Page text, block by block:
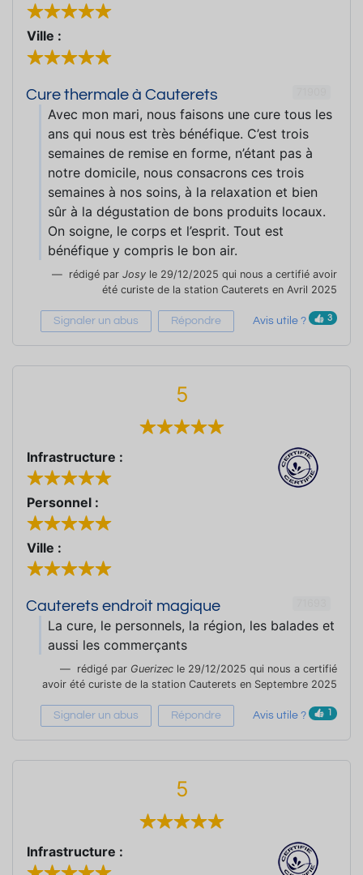
Ville :
Cure thermale à Cauterets
Avec mon mari, nous faisons une cure tous les
ans qui nous est très bénéfique. C’est trois
semaines de remise en forme, n’étant pas à
notre domicile, nous consacrons ces trois
semaines à nos soins, à la relaxation et bien
sûr à la dégustation de bons produits locaux.
On soigne, le corps et l’esprit. Tout est
bénéfique y compris le bon air.
rédigé par Josy le 29/12/2025 qui nous a certifié avoir
été curiste de la station Cauterets en Avril 2025
Signaler un abus Répondre Avis utile ? 3
5
Infrastructure :
Personnel :
Ville :
Cauterets endroit magique
La cure, le personnels, la région, les balades et
aussi les commerçants
rédigé par Guerizec le 29/12/2025 qui nous a certifié
avoir été curiste de la station Cauterets en Septembre 2025
Signaler un abus Répondre Avis utile ? 1
5
Infrastructure :